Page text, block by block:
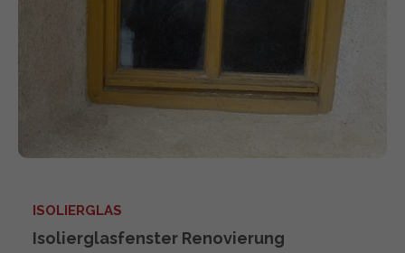
ISOLIERGLAS
Isolierglasfenster Renovierung